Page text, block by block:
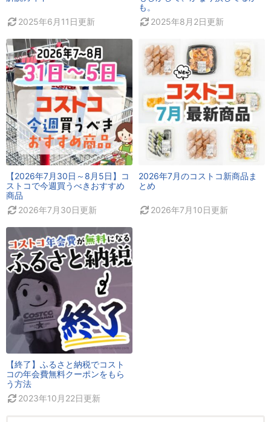
2025年6月11日更新
も。
2025年8月2日更新
【2026年7月30日～8月5日】コ
ストコで今週買うべきおすすめ
商品
2026年7月30日更新
2026年7月のコストコ新商品ま
とめ
2026年7月10日更新
【終了】ふるさと納税でコスト
コの年会費無料クーポンをもら
う方法
2023年10月22日更新